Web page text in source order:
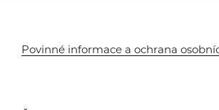
Povinné informace a ochrana